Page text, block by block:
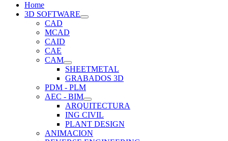
Home
3D SOFTWARE
CAD
MCAD
CAID
CAE
CAM
SHEETMETAL
GRABADOS 3D
PDM - PLM
AEC - BIM
ARQUITECTURA
ING CIVIL
PLANT DESIGN
ANIMACION